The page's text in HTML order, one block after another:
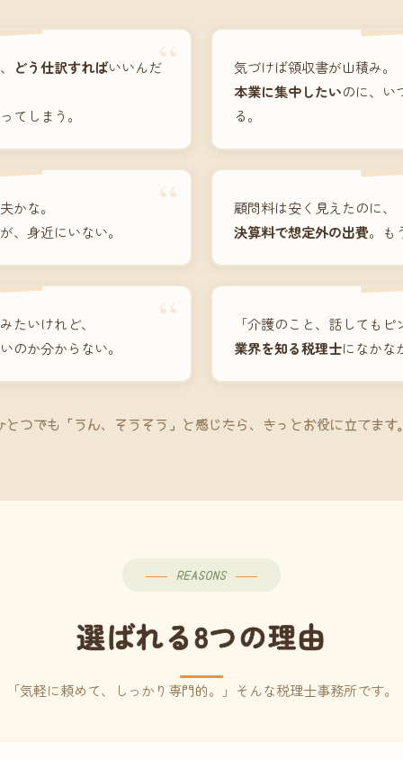
“
どう仕訳すればいいんだ
てしまう。
気づけば領収書が山積み。
本業に集中したいのに、い
る。
“
かな。
、身近にいない。
顧問料は安く見えたのに、
決算料で想定外の出費。も
“
たいけれど、
のか分からない。
「介護のこと、話してもピ
業界を知る税理士になかな
とつでも「うん、そうそう」と感じたら、きっとお役に立てます。
REASONS
選ばれる8つの理由
「気軽に頼めて、しっかり専門的。」そんな税理士事務所です。